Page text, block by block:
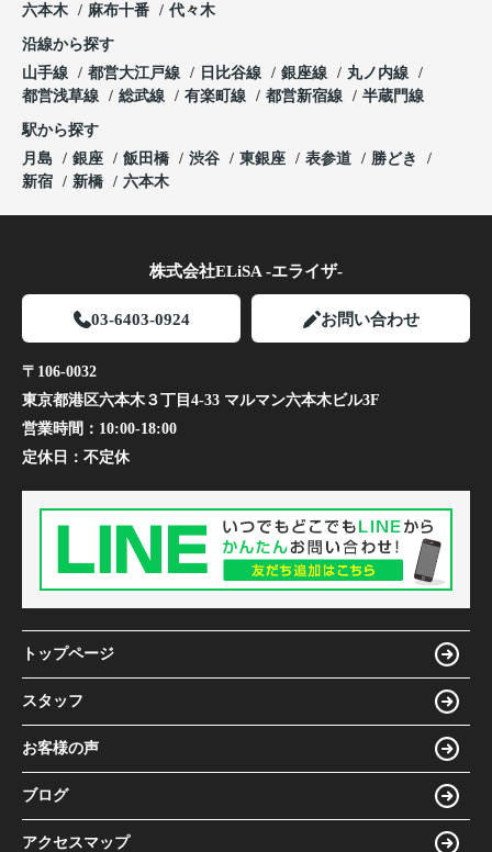
六本木
麻布十番 代々木
沿線から探す
山手線
都営大江戸線 日比谷線 銀座線
丸ノ内線
都営浅草線
総武線 有楽町線 都営新宿線 半蔵門線
駅から探す
月島
銀座 飯田橋 渋谷 東銀座 表参道
勝どき
新宿
新橋 六本木
株式会社ELiSA -エライザ-
03-6403-0924 お問い合わせ
〒106-0032
東京都港区六本木３丁目4-33 マルマン六本木ビル3F
営業時間： 10:00-18:00
定休日： 不定休
トップページ
スタッフ
お客様の声
ブログ
アクセスマップ